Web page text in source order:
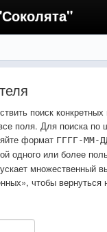
поиск
поля. Для поиска по
формат ГГГГ-ММ-
одного или более
множественный
чтобы вернуться